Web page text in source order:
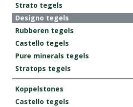
Strato tegels
Designo tegels
Rubberen tegels
Castello tegels
Pure minerals tegels
Stratops tegels
Koppelstones
Castello tegels